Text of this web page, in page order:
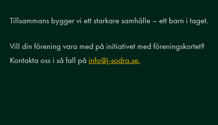
Tillsammans bygger vi ett starkare samhälle – ett barn i taget.
Vill din förening vara med på initiativet med föreningskortet?
Kontakta oss i så fall på info@j-sodra.se.